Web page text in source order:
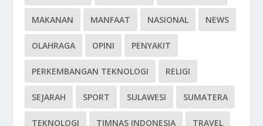
MAKANAN MANFAAT NASIONAL NEWS
OLAHRAGA OPINI PENYAKIT
PERKEMBANGAN TEKNOLOGI RELIGI
SEJARAH SPORT SULAWESI SUMATERA
TEKNOLOGI TIMNAS INDONESIA TRAVEL